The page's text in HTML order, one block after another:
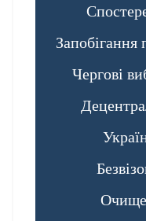
Запобігання
Чергові